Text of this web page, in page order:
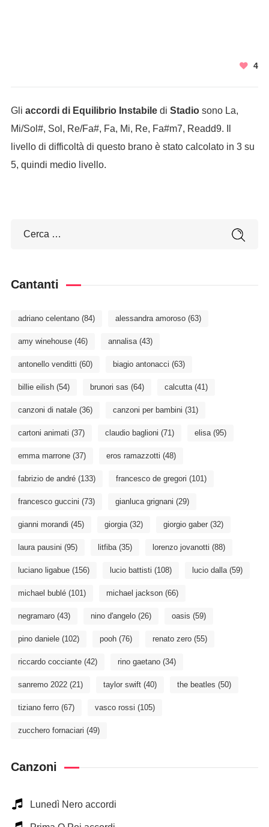
4
Gli accordi di Equilibrio Instabiledi Stadiosono La,
Mi/Sol#, Sol, Re/Fa#, Fa, Mi, Re, Fa#m7, Readd9. Il
livello di difficoltà di questo brano è stato calcolato in 3 su
5, quindi medio livello.
Cantanti
adriano celentano(84) alessandra amoroso(63)
amy winehouse(46) annalisa(43)
antonello venditti (60) biagio antonacci (63)
billie eilish(54) brunori sas (64) calcutta(41)
canzoni di natale(36) canzoni per bambini (31)
cartoni animati (37) claudio baglioni (71) elisa(95)
emma marrone(37) eros ramazzotti (48)
fabrizio de andré(133) francesco de gregori (101)
francesco guccini (73) gianluca grignani (29)
gianni morandi (45) giorgia(32) giorgio gaber(32)
laura pausini (95) litfiba(35) lorenzo jovanotti (88)
luciano ligabue(156) lucio battisti (108) lucio dalla(59)
michael bublé(101) michael jackson(66)
negramaro(43) nino d'angelo(26) oasis (59)
pino daniele(102) pooh(76) renato zero(55)
riccardo cocciante(42) rino gaetano(34)
sanremo 2022(21) taylor swift(40) the beatles (50)
tiziano ferro(67) vasco rossi (105)
zucchero fornaciari (49)
Canzoni
Lunedì Nero accordi